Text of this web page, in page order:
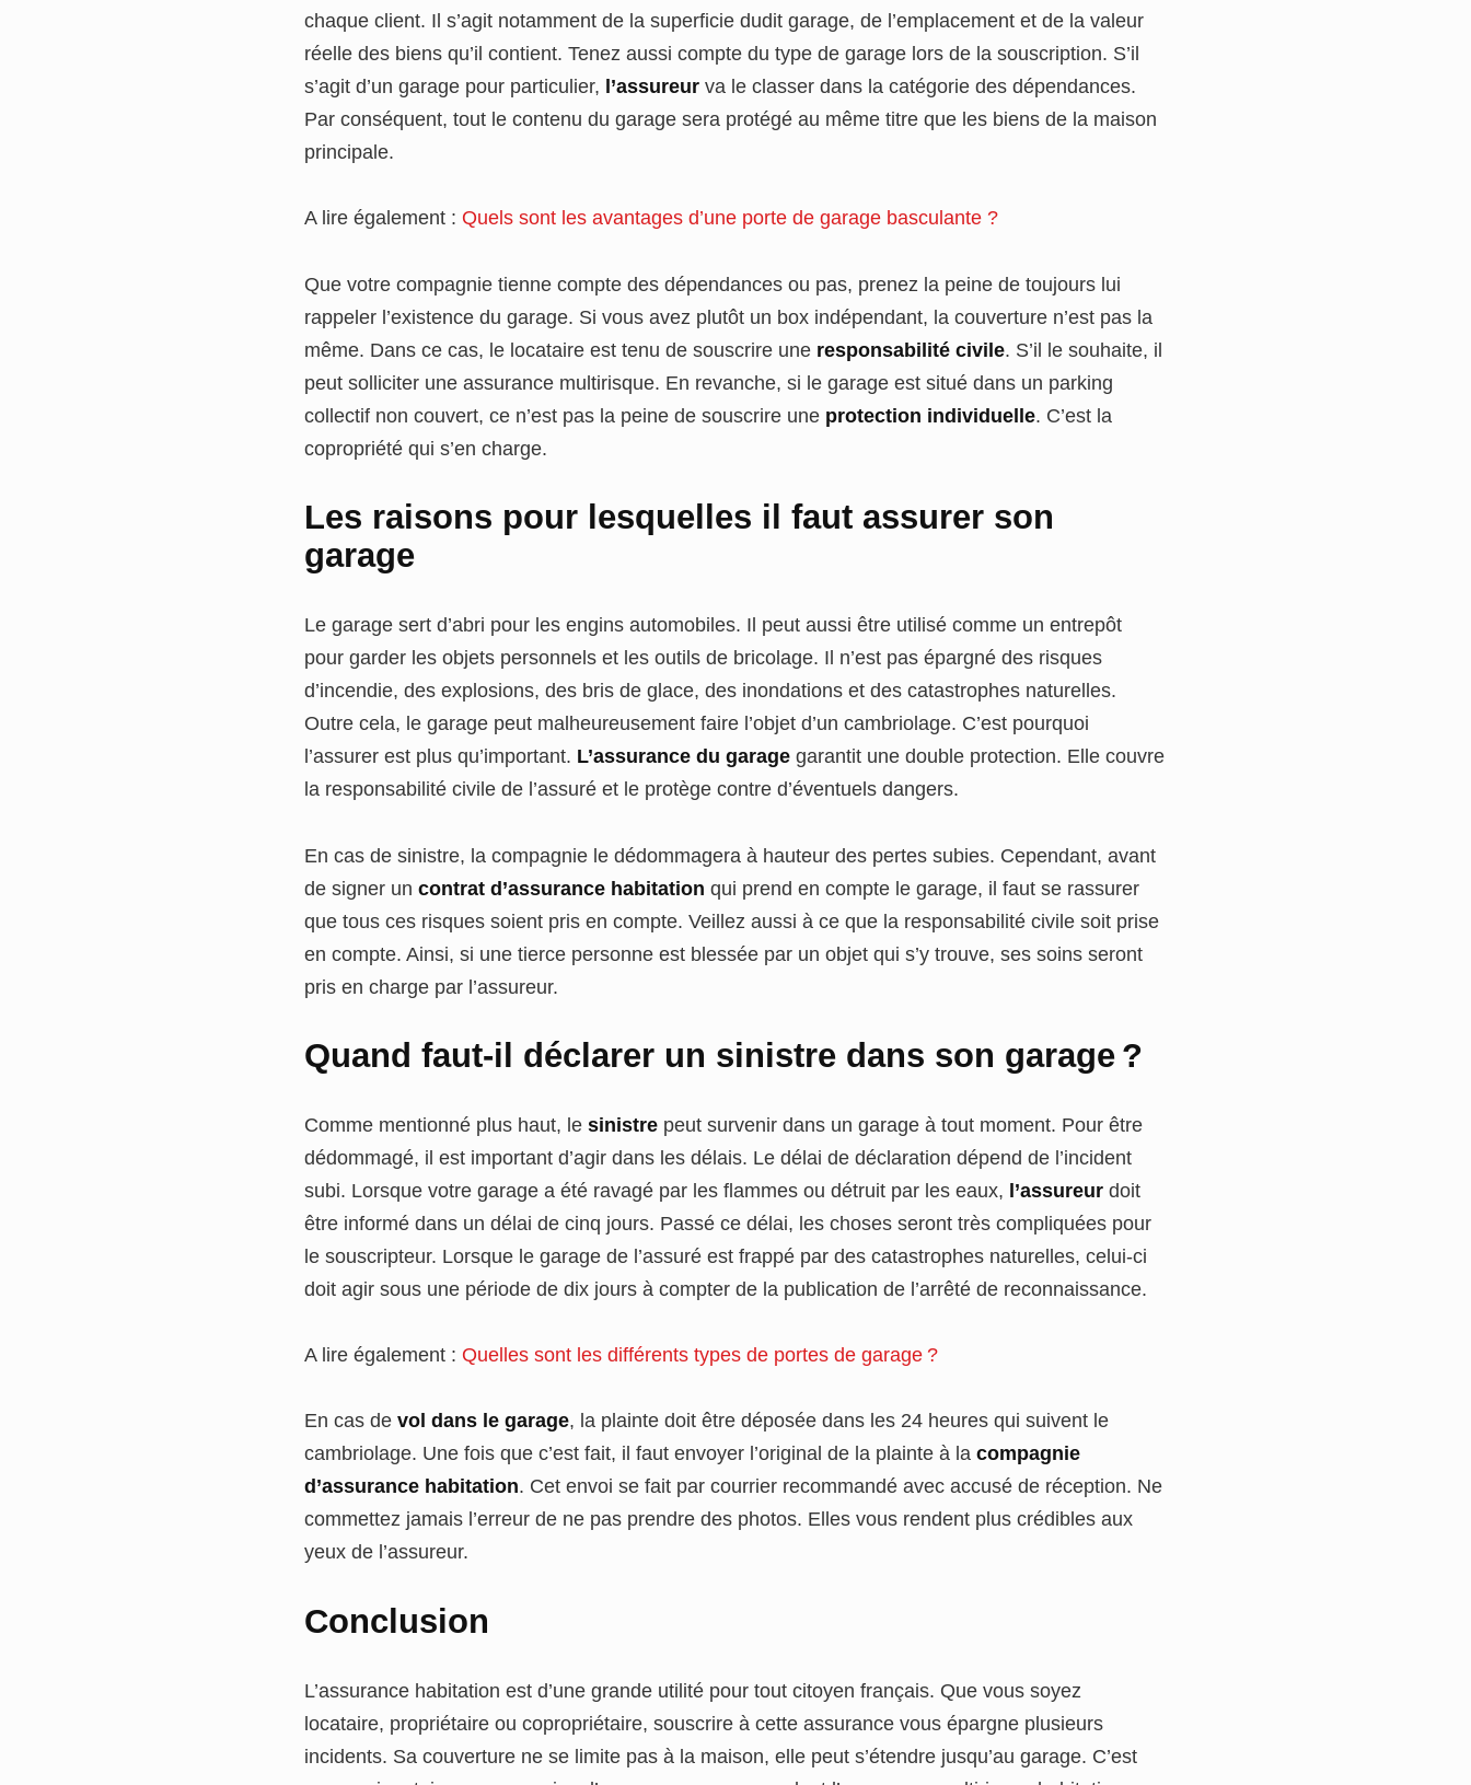
chaque client. Il s’agit notamment de la superficie dudit garage, de l’emplacement et de la valeur
réelle des biens qu’il contient. Tenez aussi compte du type de garage lors de la souscription. S’il
s’agit d’un garage pour particulier, l’assureur va le classer dans la catégorie des dépendances.
Par conséquent, tout le contenu du garage sera protégé au même titre que les biens de la maison
principale.
A lire également :Quels sont les avantages d’une porte de garage basculante ?
Que votre compagnie tienne compte des dépendances ou pas, prenez la peine de toujours lui
rappeler l’existence du garage. Si vous avez plutôt un box indépendant, la couverture n’est pas la
même. Dans ce cas, le locataire est tenu de souscrire une responsabilité civile. S’il le souhaite, il
peut solliciter une assurance multirisque. En revanche, si le garage est situé dans un parking
collectif non couvert, ce n’est pas la peine de souscrire une protection individuelle. C’est la
copropriété qui s’en charge.
Les raisons pour lesquelles il faut assurer son
garage
Le garage sert d’abri pour les engins automobiles. Il peut aussi être utilisé comme un entrepôt
pour garder les objets personnels et les outils de bricolage. Il n’est pas épargné des risques
d’incendie, des explosions, des bris de glace, des inondations et des catastrophes naturelles.
Outre cela, le garage peut malheureusement faire l’objet d’un cambriolage. C’est pourquoi
l’assurer est plus qu’important. L’assurance du garage garantit une double protection. Elle couvre
la responsabilité civile de l’assuré et le protège contre d’éventuels dangers.
En cas de sinistre, la compagnie le dédommagera à hauteur des pertes subies. Cependant, avant
de signer uncontrat d’assurance habitation qui prend en compte le garage, il faut se rassurer
que tous ces risques soient pris en compte. Veillez aussi à ce que la responsabilité civile soit prise
en compte. Ainsi, si une tierce personne est blessée par un objet qui s’y trouve, ses soins seront
pris en charge par l’assureur.
Quand faut-il déclarer un sinistre dans son garage ?
Comme mentionné plus haut, lesinistre peut survenir dans un garage à tout moment. Pour être
dédommagé, il est important d’agir dans les délais. Le délai de déclaration dépend de l’incident
subi. Lorsque votre garage a été ravagé par les flammes ou détruit par les eaux, l’assureur doit
être informé dans un délai de cinq jours. Passé ce délai, les choses seront très compliquées pour
le souscripteur. Lorsque le garage de l’assuré est frappé par des catastrophes naturelles, celui-ci
doit agir sous une période de dix jours à compter de la publication de l’arrêté de reconnaissance.
A lire également :Quelles sont les différents types de portes de garage ?
En cas devol dans le garage, la plainte doit être déposée dans les 24 heures qui suivent le
cambriolage. Une fois que c’est fait, il faut envoyer l’original de la plainte à lacompagnie
d’assurance habitation. Cet envoi se fait par courrier recommandé avec accusé de réception. Ne
commettez jamais l’erreur de ne pas prendre des photos. Elles vous rendent plus crédibles aux
yeux de l’assureur.
Conclusion
L’assurance habitation est d’une grande utilité pour tout citoyen français. Que vous soyez
locataire, propriétaire ou copropriétaire, souscrire à cette assurance vous épargne plusieurs
incidents. Sa couverture ne se limite pas à la maison, elle peut s’étendre jusqu’au garage. C’est